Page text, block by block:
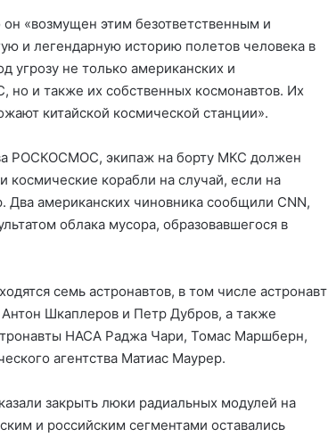
«возмущен этим безответственным и
и легендарную историю полетов человека в
угрозу не только американских и
и также их собственных космонавтов. Их
китайской космической станции».
РОСКОСМОС, экипаж на борту МКС должен
космические корабли на случай, если на
американских чиновника сообщили CNN,
облака мусора, образовавшегося в
семь астронавтов, в том числе астронавт
Шкаплеров и Петр Дубров, а также
НАСА Раджа Чари, Томас Маршберн,
агентства Матиас Маурер.
закрыть люки радиальных модулей на
и российским сегментами оставались